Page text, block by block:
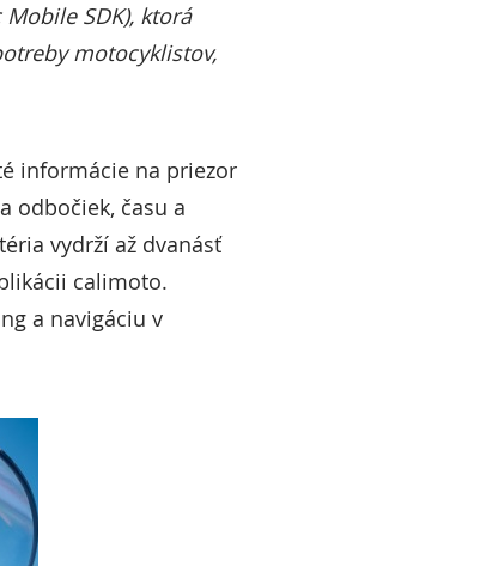
SDK), ktorá
motocyklistov,
informácie na priezor
odbočiek, času a
vydrží až dvanásť
calimoto.
a navigáciu v